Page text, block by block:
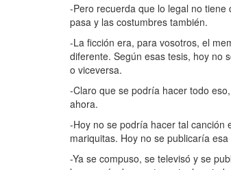
-Pero recuerda que lo legal no
pasa y las costumbres también.
-La ficción era, para vosotros, el
diferente. Según esas tesis, hoy no
o viceversa.
-Claro que se podría hacer todo
ahora.
-Hoy no se podría hacer tal canción
mariquitas. Hoy no se publicaría
-Ya se compuso, se televisó y se